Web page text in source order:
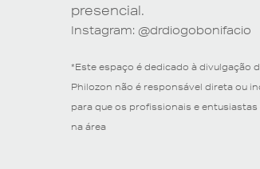
presencial.
Instagram: @drdiogobonifacio
*Este espaço é dedicado à divulgação
Philozon não é responsável direta ou
para que os profissionais e
na área